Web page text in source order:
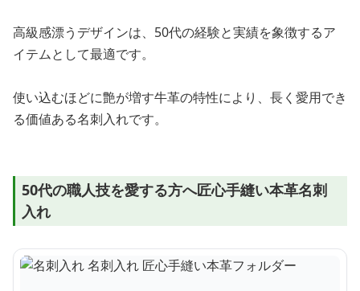
高級感漂うデザインは、50代の経験と実績を象徴するア
イテムとして最適です。
使い込むほどに艶が増す牛革の特性により、長く愛用でき
る価値ある名刺入れです。
50代の職人技を愛する方へ匠心手縫い本革名刺
入れ